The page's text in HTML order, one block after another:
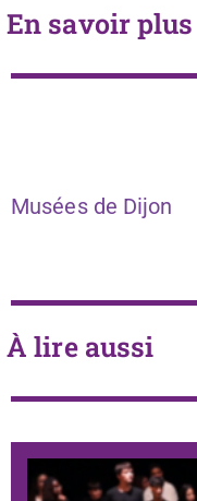
En savoir plus
Musées de Dijon
À lire aussi